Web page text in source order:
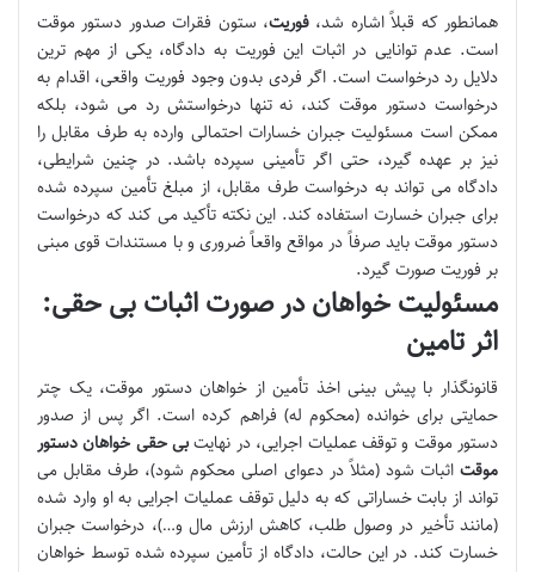
همانطور که قبلاً اشاره شد، فوریت، ستون فقرات صدور دستور موقت
است. عدم توانایی در اثبات این فوریت به دادگاه، یکی از مهم ترین
دلایل رد درخواست است. اگر فردی بدون وجود فوریت واقعی، اقدام به
درخواست دستور موقت کند، نه تنها درخواستش رد می شود، بلکه
ممکن است مسئولیت جبران خسارات احتمالی وارده به طرف مقابل را
نیز بر عهده گیرد، حتی اگر تأمینی سپرده باشد. در چنین شرایطی،
دادگاه می تواند به درخواست طرف مقابل، از مبلغ تأمین سپرده شده
برای جبران خسارت استفاده کند. این نکته تأکید می کند که درخواست
دستور موقت باید صرفاً در مواقع واقعاً ضروری و با مستندات قوی مبنی
بر فوریت صورت گیرد.
مسئولیت خواهان در صورت اثبات بی حقی:
اثر تامین
قانونگذار با پیش بینی اخذ تأمین از خواهان دستور موقت، یک چتر
حمایتی برای خوانده (محکوم له) فراهم کرده است. اگر پس از صدور
دستور موقت و توقف عملیات اجرایی، در نهایتبی حقی خواهان دستور
موقت اثبات شود (مثلاً در دعوای اصلی محکوم شود)، طرف مقابل می
تواند از بابت خساراتی که به دلیل توقف عملیات اجرایی به او وارد شده
(مانند تأخیر در وصول طلب، کاهش ارزش مال و…)، درخواست جبران
خسارت کند. در این حالت، دادگاه از تأمین سپرده شده توسط خواهان